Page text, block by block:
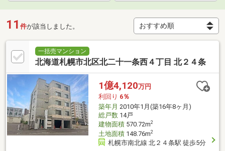
11 件が該当しました。
一括売マンション
北海道札幌市北区北二十一条西４丁目 北２４条
1億4,120万円
利回り 6％
築年月 2010年1月(築16年8ヶ月)
総戸数14戸
建物面積570.72m2
土地面積148.76m2
札幌市南北線 北２４条駅 徒歩5分